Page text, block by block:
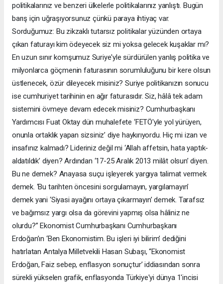
politikalarınız ve benzeri ülkelerle politikalarınız yanlıştı. Bugün
barış için uğraşıyorsunuz çünkü paraya ihtiyaç var.
Sorduğumuz: Bu zikzaklı tutarsız politikalar yüzünden ortaya
çıkan faturayı kim ödeyecek siz mi yoksa gelecek kuşaklar mı?
En uzun sınır komşumuz Suriye'yle sürdürülen yanlış politika ve
milyonlarca göçmenin faturasının sorumluluğunu bir kere olsun
üstlenecek, özür dileyecek misiniz? Suriye politikanızın sonucu
ise cumhuriyet tarihinin en ağır faturasıdır. Siz, hâlâ tek adam
sistemini övmeye devam edecek misiniz? Cumhurbaşkanı
Yardımcısı Fuat Oktay dün muhalefete ‘FETÖ'yle yol yürüyen,
onunla ortaklık yapan sizsiniz’ diye haykırıyordu. Hiç mi izan ve
insafınız kalmadı? Lideriniz değil mi ‘Allah affetsin, hata yaptık-
aldatıldık’ diyen? Ardından ‘17-25 Aralık 2013 milât olsun’ diyen.
Bu ne demek? Anayasa suçu işleyerek yargıya talimat vermek
demek. ‘Bu tarihten öncesini sorgulamayın, yargılamayın’
demek yani ‘Siyasi ayağını ortaya çıkarmayın’ demek. Tarafsız
ve bağımsız yargı olsa da görevini yapmış olsa hâliniz ne
olurdu?” Ekonomist Cumhurbaşkanı Cumhurbaşkanı
Erdoğan’ın ‘Ben Ekonomistim. Bu işleri iyi bilirim’ dediğini
hatırlatan Antalya Milletvekili Hasan Subaşı, “Ekonomist
Erdoğan, Faiz sebep, enflasyon sonuçtur’ iddiasından sonra
sürekli yükselen grafik, enflasyonda Türkiye'yi dünya 1'incisi